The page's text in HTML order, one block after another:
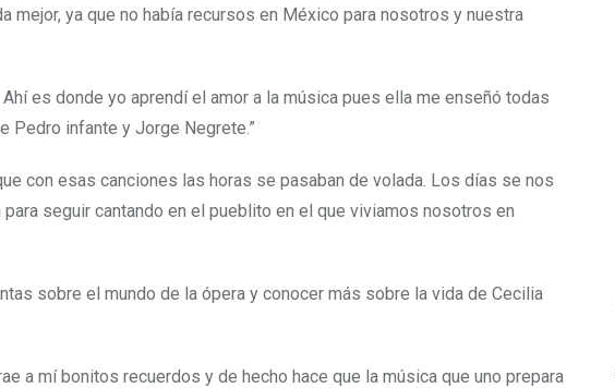
mejor, ya que no había recursos en México para nosotros y nuestra
es donde yo aprendí el amor a la música pues ella me enseñó todas
Pedro infante y Jorge Negrete.”
con esas canciones las horas se pasaban de volada. Los días se nos
seguir cantando en el pueblito en el que viviamos nosotros en
sobre el mundo de la ópera y conocer más sobre la vida de Cecilia
a mí bonitos recuerdos y de hecho hace que la música que uno prepara